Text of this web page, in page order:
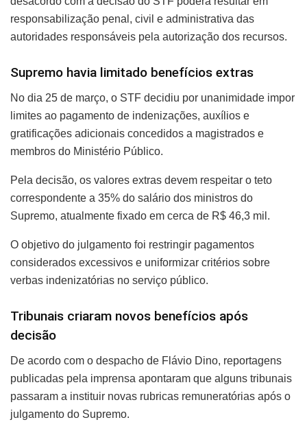
responsabilização penal, civil e administrativa das
autoridades responsáveis pela autorização dos recursos.
Supremo havia limitado benefícios extras
No dia 25 de março, o STF decidiu por unanimidade impor
limites ao pagamento de indenizações, auxílios e
gratificações adicionais concedidos a magistrados e
membros do Ministério Público.
Pela decisão, os valores extras devem respeitar o teto
correspondente a 35% do salário dos ministros do
Supremo, atualmente fixado em cerca de R$ 46,3 mil.
O objetivo do julgamento foi restringir pagamentos
considerados excessivos e uniformizar critérios sobre
verbas indenizatórias no serviço público.
Tribunais criaram novos benefícios após
decisão
De acordo com o despacho de Flávio Dino, reportagens
publicadas pela imprensa apontaram que alguns tribunais
passaram a instituir novas rubricas remuneratórias após o
julgamento do Supremo.